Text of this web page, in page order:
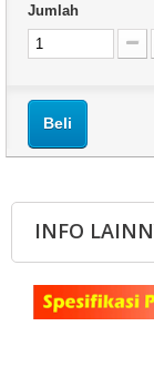
Jumlah
Beli
INFO